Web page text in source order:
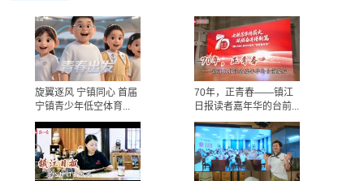
旋翼逐风 宁镇同心 首届
宁镇青少年低空体育...
70年，正青春——镇江
日报读者嘉年华的台前...